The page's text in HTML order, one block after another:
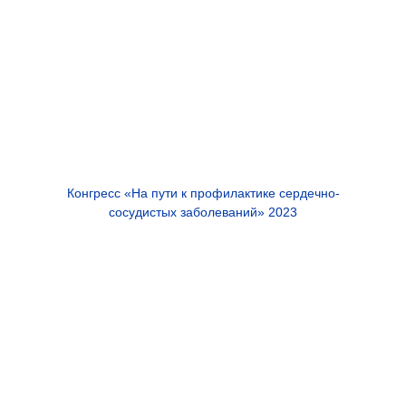
Конгресс «На пути к профилактике сердечно-
сосудистых заболеваний» 2023